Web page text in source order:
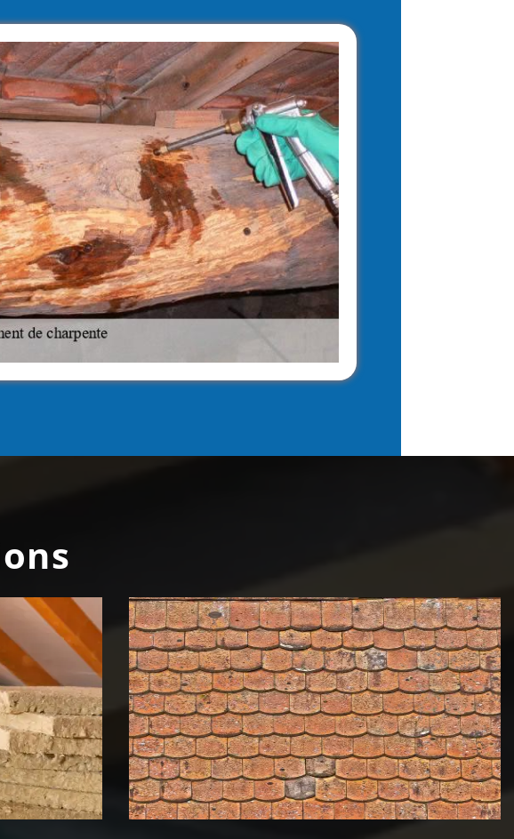
Nettoyage et démoussage de
toiture 39 Jura